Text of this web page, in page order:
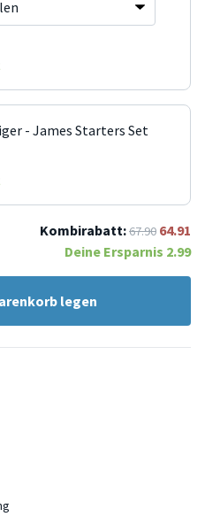
- James Starters Set
Kombirabatt:67.90 64.91
Deine Ersparnis 2.99
legen